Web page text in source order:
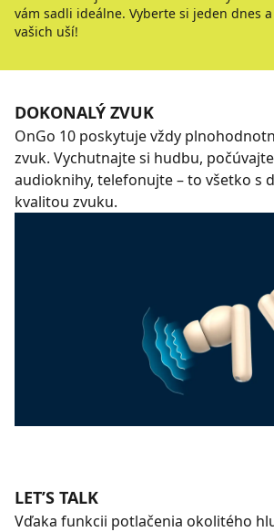
vám sadli ideálne. Vyberte si jeden dnes
vašich uší!
DOKONALÝ ZVUK
OnGo 10 poskytuje vždy
zvuk. Vychutnajte si hudbu,
audioknihy, telefonujte – to všetko s
kvalitou zvuku.
LET’S TALK
Vďaka funkcii potlačenia okolitého